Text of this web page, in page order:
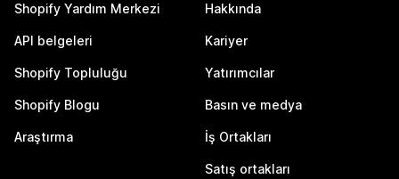
Shopify Yardım Merkezi
API belgeleri
Shopify Topluluğu
Shopify Blogu
Araştırma
Hakkında
Kariyer
Yatırımcılar
Basın ve medya
İş Ortakları
Satış ortakları